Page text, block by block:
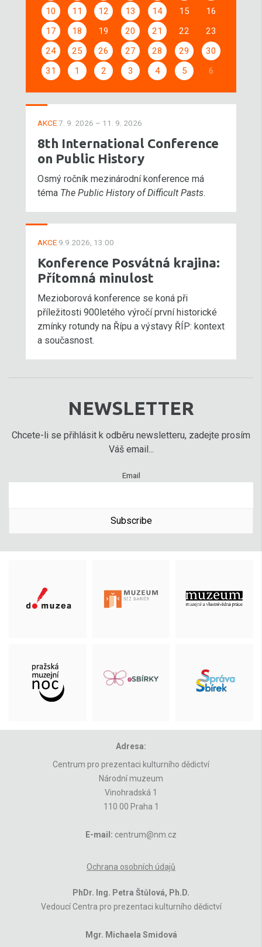
10
11 12 13 14 15
16
17
18 19 20 21 22
23
24
25 26 27 28 29
30
31
1 2 3 4 5 6
AKCE7. 9. 2026 – 11. 9. 2026
8th International Conference
on Public History
Osmý ročník mezinárodní konference má
téma The Public History of Difficult Pasts.
AKCE 9.9.2026, 13:00
Konference Posvátná krajina:
Přítomná minulost
Mezioborová konference se koná při
příležitosti 900letého výročí první historické
zmínky rotundy na Řípu a výstavy ŘÍP: kontext
a současnost.
NEWSLETTER
Chcete-li se přihlásit k odběru newsletteru, zadejte prosím
Váš email...
Email
Subscribe
Adresa:
Centrum pro prezentaci kulturního dědictví
Národní muzeum
Vinohradská 1
110 00 Praha 1
E-mail: centrum@nm.cz
Ochrana osobních údajů
PhDr. Ing. Petra Štůlová, Ph.D.
Vedoucí Centra pro prezentaci kulturního dědictví
Mgr. Michaela Smidová